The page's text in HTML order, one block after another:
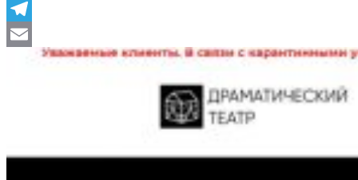
LinkedIn
Telegram